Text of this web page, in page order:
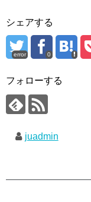
シェアする
error 0
フォローする
juadmin